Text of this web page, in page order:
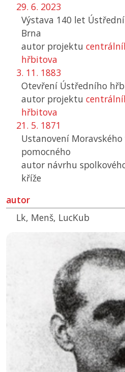
29. 6. 2023
Výstava 140 let
Brna
autor projektu
hřbitova
3. 11. 1883
Otevření Ústředního
autor projektu
hřbitova
21. 5. 1871
Ustanovení
pomocného
autor návrhu
kříže
autor
Lk, Menš, LucKub